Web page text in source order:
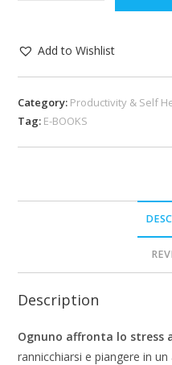
Add to Wishlist
Category: Productivity & Self
Tag: E-BOOKS
Description
Ognuno affronta lo stress
rannicchiarsi e piangere in